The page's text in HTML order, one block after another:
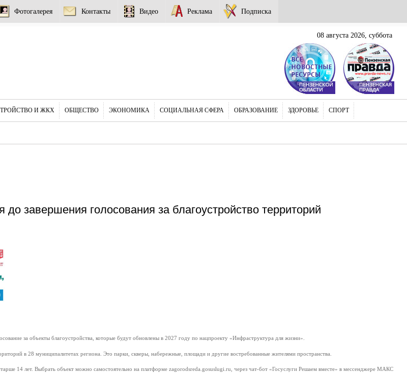
Фотогалерея Контакты Видео Реклама Подписка
08 августа 2026, суббота
И ЖКХ ОБЩЕСТВО ЭКОНОМИКА СОЦИАЛЬНАЯ СФЕРА ОБРАЗОВАНИЕ ЗДОРОВЬЕ СПОРТ
до завершения голосования за благоустройство территорий
за объекты благоустройства, которые будут обновлены в 2027 году по нацпроекту «Инфраструктура для жизни».
в 28 муниципалитетах региона. Это парки, скверы, набережные, площади и другие востребованные жителями пространства.
14 лет. Выбрать объект можно самостоятельно на платформе zagorodsreda.gosuslugi.ru, через чат-бот «Госуслуги Решаем вместе» в мессенджере МАКС